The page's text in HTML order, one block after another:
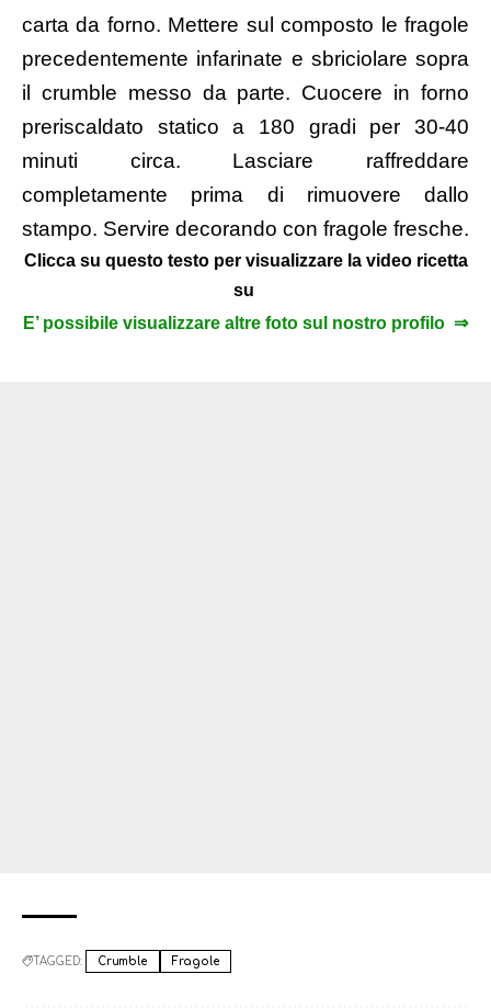
carta da forno. Mettere sul composto le fragole
precedentemente infarinate e sbriciolare sopra
il crumble messo da parte. Cuocere in forno
preriscaldato statico a 180 gradi per 30-40
minuti circa. Lasciare raffreddare
completamente prima di rimuovere dallo
stampo. Servire decorando con fragole fresche.
Clicca su questo testo per visualizzare la video ricetta
su
E’ possibile visualizzare altre foto sul nostro profilo ⇒
TAGGED: Crumble Fragole